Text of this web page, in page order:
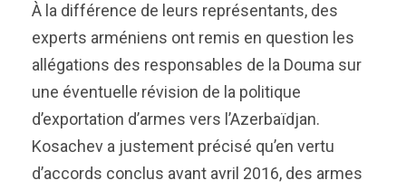
À la différence de leurs représentants, des
experts arméniens ont remis en question les
allégations des responsables de la Douma sur
une éventuelle révision de la politique
d’exportation d’armes vers l’Azerbaïdjan.
Kosachev a justement précisé qu’en vertu
d’accords conclus avant avril 2016, des armes